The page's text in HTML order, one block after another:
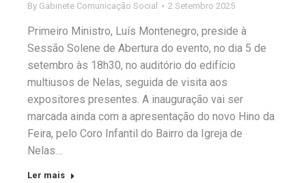
By Gabinete Comunicação Social 2 Setembro 2025
Primeiro Ministro, Luís Montenegro, preside à
Sessão Solene de Abertura do evento, no dia 5 de
setembro às 18h30, no auditório do edifício
multiusos de Nelas, seguida de visita aos
expositores presentes. A inauguração vai ser
marcada ainda com a apresentação do novo Hino da
Feira, pelo Coro Infantil do Bairro da Igreja de
Nelas…
Ler mais